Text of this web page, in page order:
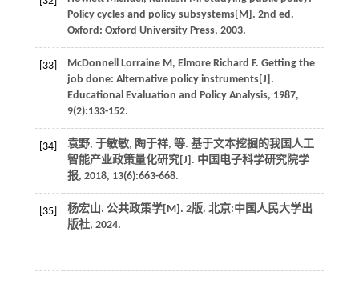
Policy cycles and policy subsystems[M]. 2nd ed.
Oxford: Oxford University Press, 2003.
[33] McDonnell Lorraine M , Elmore Richard F. Getting the
job done: Alternative policy instruments[J].
Educational Evaluation and Policy Analysis, 1987,
9(2):133-152.
[34] 袁野, 于敏敏, 陶于祥, 等. 基于文本挖掘的我国人工
智能产业政策量化研究[J]. 中国电子科学研究院学
报, 2018, 13(6):663-668.
[35]
杨宏山. 公共政策学[M]. 2版. 北京:中国人民大学出
版社, 2024.